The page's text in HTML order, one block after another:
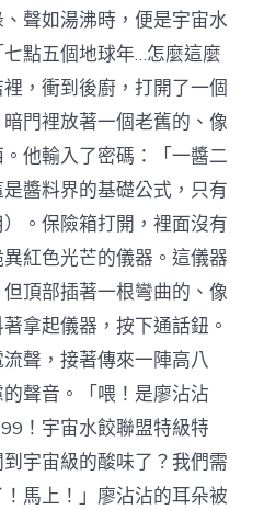
聲如湯沸時，便是宇宙水
點五個地球年…怎麼這麼
，衝到後廚，打開了一個
門裡放著一個老舊的、像
他輸入了密碼：「一醬二
醬料界的基礎公式，只有
。保險箱打開，裡面沒有
紅色光芒的儀器。這儀器
頂部插著一根彎曲的、像
拿起儀器，按下通話鈕。
聲，接著傳來一陣高八
聲音。「喂！是廖沾沾
！宇宙水餃聯盟特級特
宇宙級的酸味了？我們需
馬上！」廖沾沾的耳朵被